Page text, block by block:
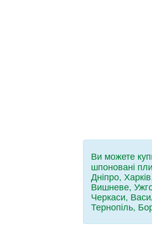
Ви можете
шпоновані
Дніпро,
Вишневе,
Черкаси,
Тернопіль,